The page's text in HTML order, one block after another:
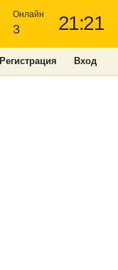
21:21
Онлайн
3
Регистрация Вход